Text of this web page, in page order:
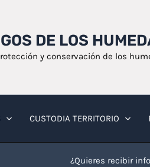
DE LOS
y conservación de los
CUSTODIA TERRITORIO
¿Quieres recibir